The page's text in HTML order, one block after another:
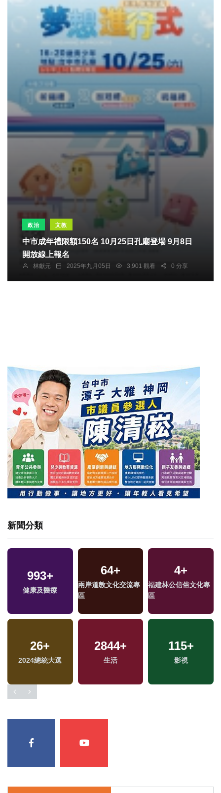
政治 文教
中市成年禮限額150名 10月25日孔廟登場 9月8日
開放線上報名
林獻元 2025年九月05日 3,901 觀看 0 分享
新聞分類
993+
健康及醫療
64+
兩岸道教文化交流專
區
4+
福建林公信俗文化專
區
26+
2024總統大選
2844+
生活
115+
影視